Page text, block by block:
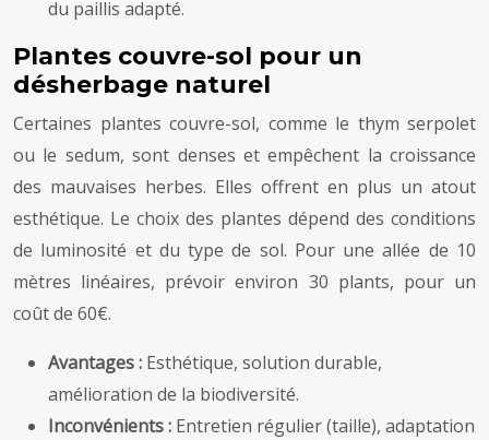
du paillis adapté.
Plantes couvre-sol pour un
désherbage naturel
Certaines plantes couvre-sol, comme le thym serpolet
ou le sedum, sont denses et empêchent la croissance
des mauvaises herbes. Elles offrent en plus un atout
esthétique. Le choix des plantes dépend des conditions
de luminosité et du type de sol. Pour une allée de 10
mètres linéaires, prévoir environ 30 plants, pour un
coût de 60€.
Avantages : Esthétique, solution durable,
amélioration de la biodiversité.
Inconvénients : Entretien régulier (taille), adaptation